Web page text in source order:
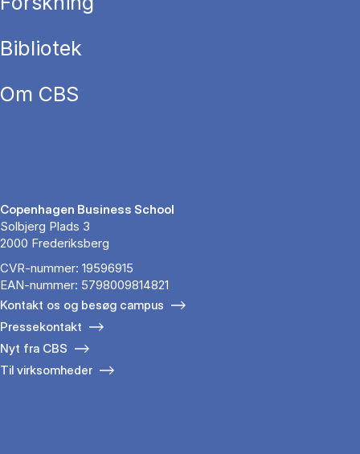
Bibliotek
Om CBS
Copenhagen Business School
Solbjerg Plads 3
2000 Frederiksberg
CVR-nummer: 19596915
EAN-nummer: 5798009814821
Kontakt os og besøg campus
Pressekontakt
Nyt fra CBS
Til virksomheder